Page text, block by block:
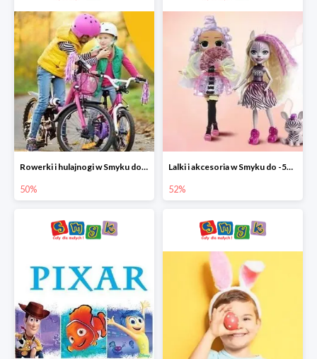
Rowerki i hulajnogi w Smyku do -50%
50%
Lalki i akcesoria w Smyku do -52%
52%